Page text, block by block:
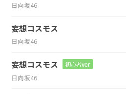
日向坂46
妄想コスモス
日向坂46
妄想コスモス 初心者ver
日向坂46